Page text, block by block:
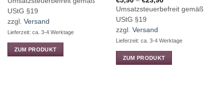
bis
UStG §19
zzgl. Versand
Lieferzeit: ca. 3-4 Werktage
ZUM PRODUKT
€5,90
bis
Umsatzsteuerbefreit gemäß
UStG §19
zzgl. Versand
Lieferzeit: ca. 3-4 Werktage
ZUM PRODUKT